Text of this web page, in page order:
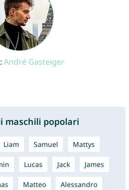
André Gasteiger
maschili popolari
Liam Samuel Mattys
Lucas Jack James
Matteo Alessandro